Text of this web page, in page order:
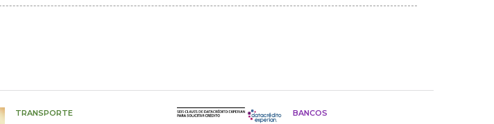
TRANSPORTE BANCOS